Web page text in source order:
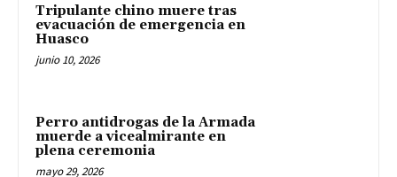
Tripulante chino muere tras
evacuación de emergencia en
Huasco
junio 10, 2026
Perro antidrogas de la Armada
muerde a vicealmirante en
plena ceremonia
mayo 29, 2026